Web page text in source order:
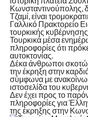
Κωνσταντινούπολης,
Τζαμί, είναι
Γαλλικό Πρακτορείο
τουρκικής
Τουρκικά μέσα
πληροφορίες ότι
αυτοκτονίας.
Δέκα άνθρωποι
την έκρηξη στην
σύμφωνα με
ιστοσελίδα του
Δεν έχει προς το
πληροφορίες για
της έκρηξης στην